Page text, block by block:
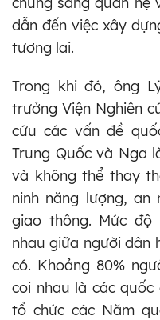
dẫn đến việc xây
tương lai.
Trong khi đó, ông
trưởng Viện Nghiên
cứu các vấn đề
Trung Quốc và Nga
và không thể thay
ninh năng lượng, an
giao thông. Mức
nhau giữa người dân
có. Khoảng 80%
coi nhau là các
tổ chức các Năm